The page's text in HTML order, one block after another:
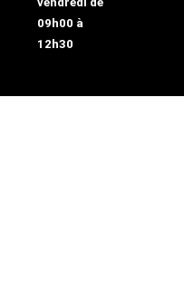
09h00 à
12h30